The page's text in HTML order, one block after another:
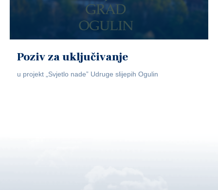
Poziv za uključivanje
u projekt „Svjetlo nade” Udruge slijepih Ogulin